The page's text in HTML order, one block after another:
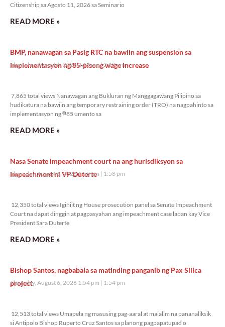
Citizenship sa Agosto 11, 2026 sa Seminario
READ MORE »
BMP, nanawagan sa Pasig RTC na bawiin ang suspension sa
implementasyon ng 85-pisong wage increase
Thursday, August 6, 2026 2:18 pm 2:18 pm
7,865 total views Nanawagan ang Bukluran ng Manggagawang Pilipino sa
hudikatura na bawiin ang temporary restraining order (TRO) na nagpahinto sa
implementasyon ng ₱85 umento sa
READ MORE »
Nasa Senate impeachment court na ang hurisdiksyon sa
impeachment ni VP Duterte
Thursday, August 6, 2026 1:58 pm 1:58 pm
12,350 total views Iginiit ng House prosecution panel sa Senate Impeachment
Court na dapat dinggin at pagpasyahan ang impeachment case laban kay Vice
President Sara Duterte
READ MORE »
Bishop Santos, nagbabala sa matinding panganib ng Pax Silica
project
Thursday, August 6, 2026 1:54 pm 1:54 pm
12,513 total views Umapela ng masusing pag-aaral at malalim na pananaliksik
si Antipolo Bishop Ruperto Cruz Santos sa planong pagpapatupad o